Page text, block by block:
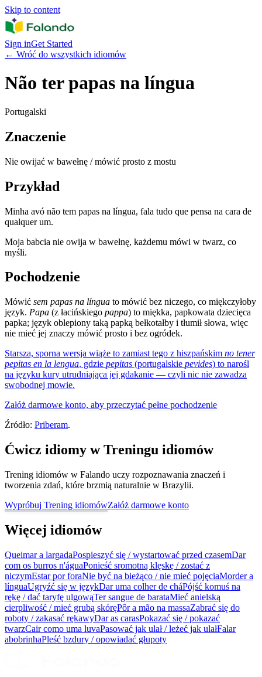
Skip to content
Sign inGet Started
← Wróć do wszystkich idiomów
Não ter papas na língua
Portugalski
Znaczenie
Nie owijać w bawełnę / mówić prosto z mostu
Przykład
Minha avó não tem papas na língua, fala tudo que pensa na cara de
qualquer um.
Moja babcia nie owija w bawełnę, każdemu mówi w twarz, co
myśli.
Pochodzenie
Mówić sem papas na língua to mówić bez niczego, co miękczyłoby
język. Papa (z łacińskiego pappa) to miękka, papkowata dziecięca
papka; język oblepiony taką papką bełkotałby i tłumił słowa, więc
nie mieć jej znaczy mówić prosto i bez ogródek.
Starsza, sporna wersja wiąże to zamiast tego z hiszpańskim no tener
pepitas en la lengua, gdzie pepitas (portugalskie pevides) to narośl
na języku kury utrudniająca jej gdakanie — czyli nic nie zawadza
swobodnej mowie.
Załóż darmowe konto, aby przeczytać pełne pochodzenie
Źródło: Priberam.
Ćwicz idiomy w Treningu idiomów
Trening idiomów w Falando uczy rozpoznawania znaczeń i
tworzenia zdań, które brzmią naturalnie w Brazylii.
Wypróbuj Trening idiomówZałóż darmowe konto
Więcej idiomów
Queimar a largadaPospieszyć się / wystartować przed czasemDar
com os burros n'águaPonieść sromotną klęskę / zostać z
niczymEstar por foraNie być na bieżąco / nie mieć pojęciaMorder a
línguaUgryźć się w językDar uma colher de cháPójść komuś na
rękę / dać taryfę ulgowąTer sangue de barataMieć anielską
cierpliwość / mieć grubą skóręPôr a mão na massaZabrać się do
roboty / zakasać rękawyDar as carasPokazać się / pokazać
twarzCair como uma luvaPasować jak ulał / leżeć jak ulałFalar
abobrinhaPleść bzdury / opowiadać głupoty